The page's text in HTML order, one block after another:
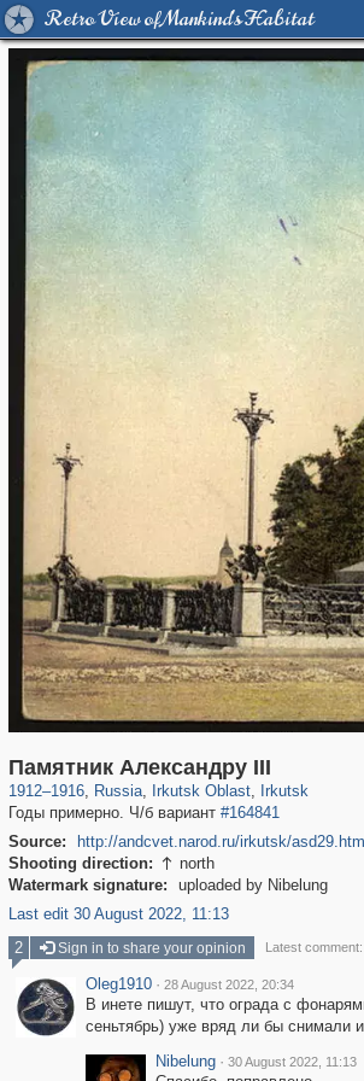
Retro View of Mankind's Habitat
Памятник Александру III
1912–1916, Russia
1,406,255 29,243
, Irkutsk Oblast
15,368 89
, Irkutsk
7,997
Годы примерно. Ч/б вариант #164841
Source:
http://andcvet.narod.ru/irkutsk/asd29.html
Shooting direction:  north
Watermark signature:
uploaded by Nibelung
Last edit 30 August 2022, 11:13
2 Sign in to share your opinion Latest
Oleg1910 · 28 August 2022, 20:34
В инете пишут, что ограда с
сеньтябрь) уже вряд ли бы снимали
Nibelung · 30 August 2022, 11:13